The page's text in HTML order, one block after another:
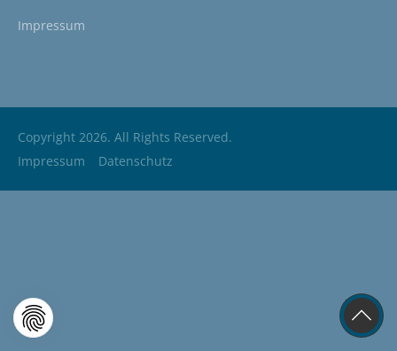
Impressum
Copyright 2026. All Rights Reserved.
Impressum
Datenschutz